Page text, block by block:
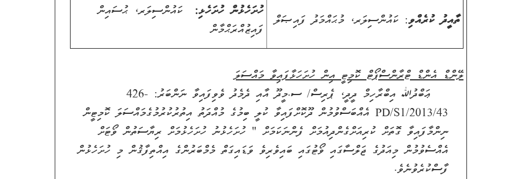
ތާއީދު ކުރެއްވި: ކައުންސިލަރ، މުޙައްމަދު ފައިޞަލް ހުށަހެޅުން ހުށަހެޅި: ކައުންސިލަރ، ޙުސައިން
ފައިޒުއްރަޙްމާން
ލޭންޑް އެންޑް ޓްރާންސްޕޯޓް ކޮމިޓީ އިން ހުށަހަޅާފައިވާ މައްސަލަ
ޢަބްދުﷲ އިބްރާހިމް ދީދީ، ޕެރިސް/ ސ.މީދޫ އާއި ދެމެދު ވެވިފައިވާ ނަންބަރު: 426-
PD/S1/2013/43 އެއްބަސްވުމުން ދޫކޮށްފައިވާ ކުލީ ބިމުގެ މުއްދަތު އިތުރުކުރުމުގެމައްސަލަ ކޮމިޓީން
ނިންމާފައިވާ ގޮތަށް ކުރިއަށްގެންދިއުމަށް ފެންނަކަމަށް " ހުށަހެޅުނު ހުށަހެޅުމަށް ރިޔާސަތުން ވޯޓަށް
އެއްސެވުމުން މިއަދުގެ ޖަލްސާގައި ވޯޓުގައި ބައިވެރިވެ ވަޑައިގަތް މެމްބަރުންގެ އިއްތިފާޤުން މި ހުށަހެޅުން
ފާސްކުރެވުނެވެ.